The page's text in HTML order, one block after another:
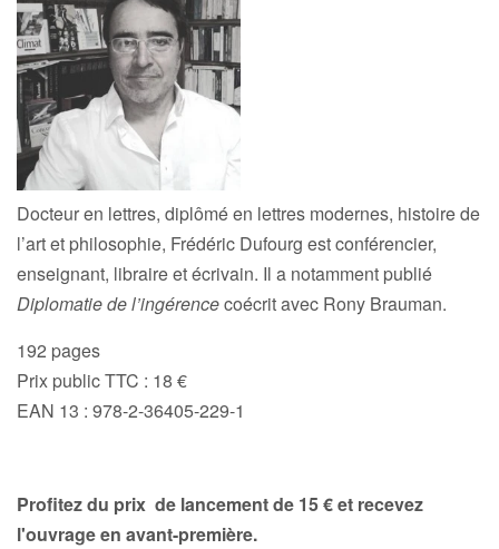
Docteur en lettres, diplômé en lettres modernes, histoire de
l’art et philosophie, Frédéric Dufourg est conférencier,
enseignant, libraire et écrivain. Il a notamment publié
Diplomatie de l’ingérencecoécrit avec Rony Brauman.
192 pages
Prix public TTC : 18 €
EAN 13 : 978-2-36405-229-1
Profitez du prix de lancement de 15 € et recevez
l'ouvrage en avant-première.